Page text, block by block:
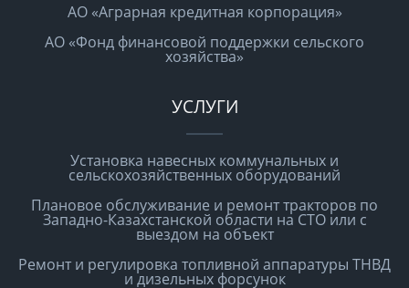
АО «Аграрная кредитная корпорация»
АО «Фонд финансовой поддержки сельского
хозяйства»
УСЛУГИ
Установка навесных коммунальных и
сельскохозяйственных оборудований
Плановое обслуживание и ремонт тракторов по
Западно-Казахстанской области на СТО или с
выездом на объект
Ремонт и регулировка топливной аппаратуры ТНВД
и дизельных форсунок